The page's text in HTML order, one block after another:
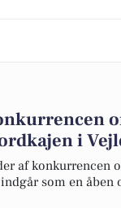
i
af konkurrencen
som en åben